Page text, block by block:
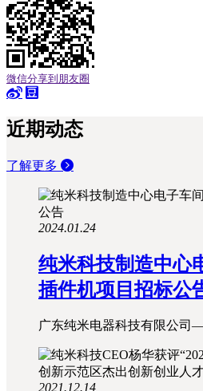
微信分享到朋友圈
近期动态
了解更多
2024.01.24
纯米科技制造中心
插件机项目招标公
广东纯米电器科技有限公司
2021.12.14